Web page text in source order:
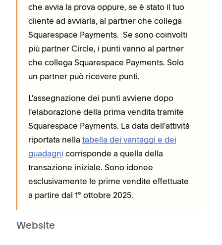
che avvia la prova oppure, se è stato il tuo
cliente ad avviarla, al partner che collega
Squarespace Payments. Se sono coinvolti
più partner Circle, i punti vanno al partner
che collega Squarespace Payments. Solo
un partner può ricevere punti.
L'assegnazione dei punti avviene dopo
l'elaborazione della prima vendita tramite
Squarespace Payments. La data dell'attività
riportata nella tabella dei vantaggi e dei
guadagni corrisponde a quella della
transazione iniziale. Sono idonee
esclusivamente le prime vendite effettuate
a partire dal 1° ottobre 2025.
Website